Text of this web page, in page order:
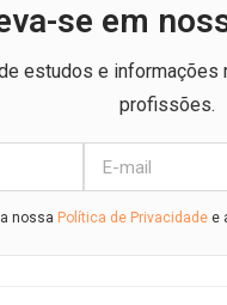
se em
estudos e
profissões.
nossa Política de Privacidade e